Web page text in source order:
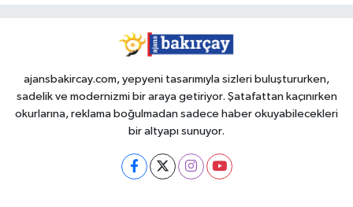
ajansbakircay.com, yepyeni tasarımıyla sizleri buluştururken,
sadelik ve modernizmi bir araya getiriyor. Şatafattan kaçınırken
okurlarına, reklama boğulmadan sadece haber okuyabilecekleri
bir altyapı sunuyor.